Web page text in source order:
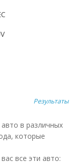
Результаты
в различных
которые
все эти авто: